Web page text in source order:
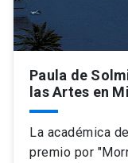
Paula de
las Artes en
La académica
premio por